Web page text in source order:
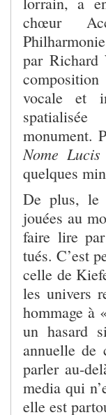
chœur
par Richard
vocale et
monument.
Nome Lucis
quelques
De plus, le
jouées au
faire lire
tués. C’est
celle de
les univers
hommage à
un hasard
annuelle de
parler au-
media qui
elle est